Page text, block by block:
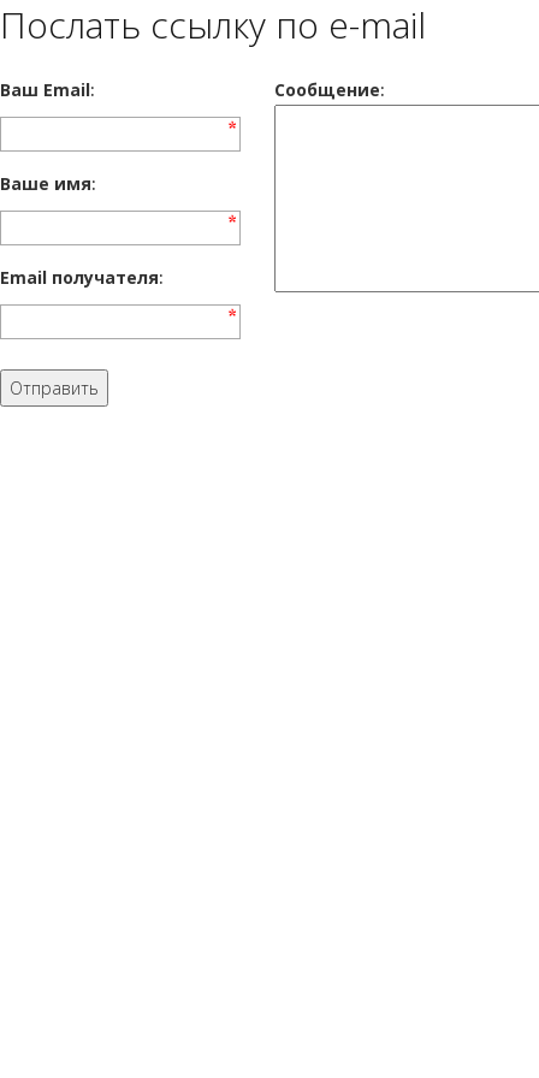
Послать ссылку по e-mail
Ваш Email: Cообщение:
Ваше имя:
Email получателя: